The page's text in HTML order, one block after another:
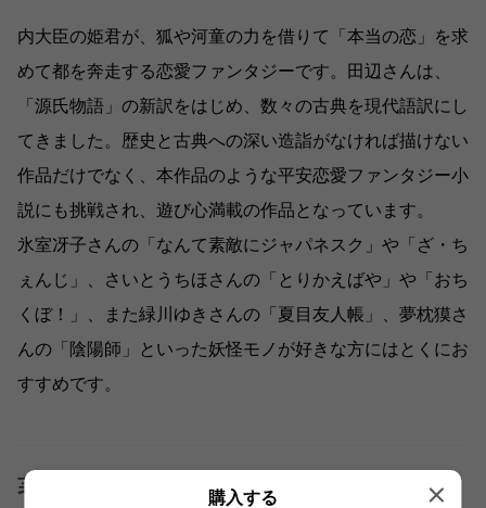
内大臣の姫君が、狐や河童の力を借りて「本当の恋」を求
めて都を奔走する恋愛ファンタジーです。田辺さんは、
「源氏物語」の新訳をはじめ、数々の古典を現代語訳にし
てきました。歴史と古典への深い造詣がなければ描けない
作品だけでなく、本作品のような平安恋愛ファンタジー小
説にも挑戦され、遊び心満載の作品となっています。
氷室冴子さんの「なんて素敵にジャパネスク」や「ざ・ち
ぇんじ」、さいとうちほさんの「とりかえばや」や「おち
くぼ！」、また緑川ゆきさんの「夏目友人帳」、夢枕獏さ
んの「陰陽師」といった妖怪モノが好きな方にはとくにお
すすめです。
著者 購入する